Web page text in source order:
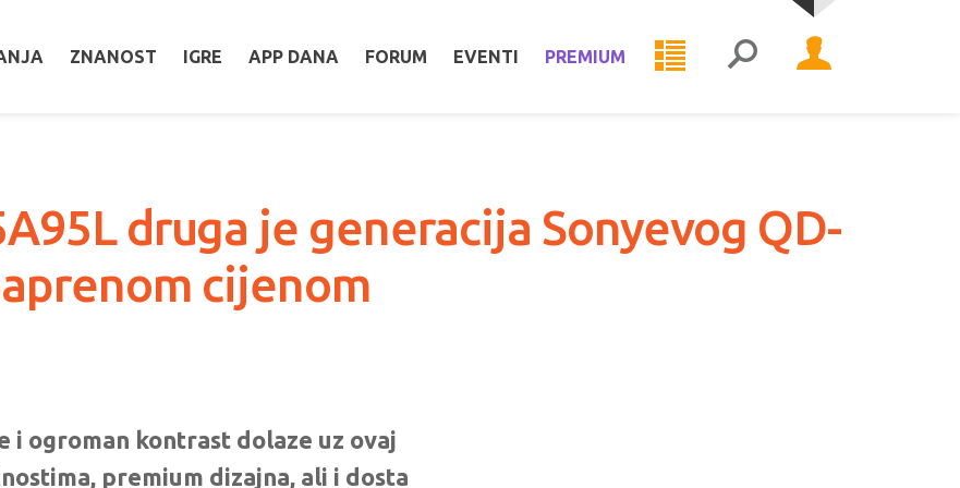
ZNANOST IGRE APP DANA FORUM EVENTI PREMIUM
druga je generacija Sonyevog QD-
cijenom
i ogroman kontrast dolaze uz ovaj
premium dizajna, ali i dosta